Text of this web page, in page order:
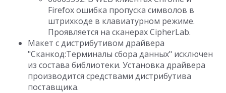
Firefox ошибка пропуска символов в
штрихкоде в клавиатурном режиме.
Проявляется на сканерах CipherLab.
Макет с дистрибутивом драйвера
"Сканкод:Терминалы сбора данных" исключен
из состава библиотеки. Установка драйвера
производится средствами дистрибутива
поставщика.